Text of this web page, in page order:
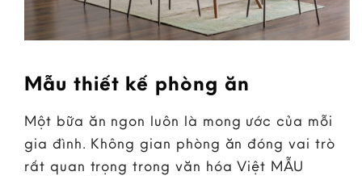
Mẫu thiết kế phòng ăn
Một bữa ăn ngon luôn là mong ước của mỗi
gia đình. Không gian phòng ăn đóng vai trò
rất quan trọng trong văn hóa Việt MẪU